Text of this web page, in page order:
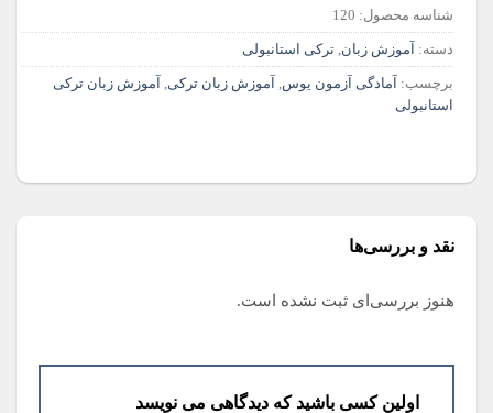
شناسه محصول: 120
دسته: آموزش زبان, ترکی استانبولی
برچسب: آمادگی آزمون یوس, آموزش زبان ترکی,
آموزش زبان ترکی
استانبولی
نقد و بررسی‌ها
هنوز بررسی‌ای ثبت نشده است.
اولین کسی باشید که دیدگاهی می نویسد